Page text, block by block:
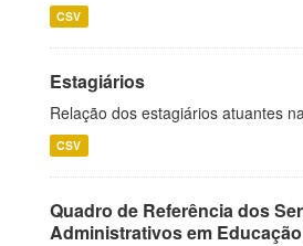
CSV
Estagiários
Relação dos estagiários atuantes
CSV
Quadro de Referência dos
Administrativos em